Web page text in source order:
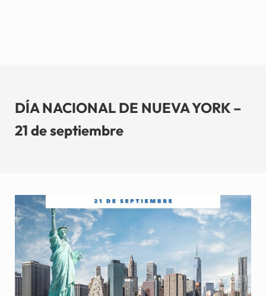
DÍA NACIONAL DE NUEVA YORK –
21 de septiembre